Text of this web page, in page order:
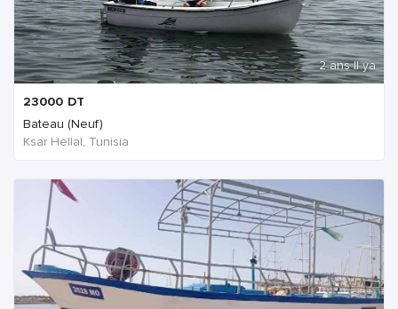
2 ans Il ya
23000 DT
Bateau (Neuf)
Ksar Hellal, Tunisia